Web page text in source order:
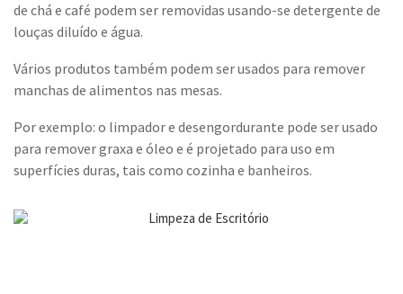
de chá e café podem ser removidas usando-se detergente de
louças diluído e água.
Vários produtos também podem ser usados para remover
manchas de alimentos nas mesas.
Por exemplo: o limpador e desengordurante pode ser usado
para remover graxa e óleo e é projetado para uso em
superfícies duras, tais como cozinha e banheiros.